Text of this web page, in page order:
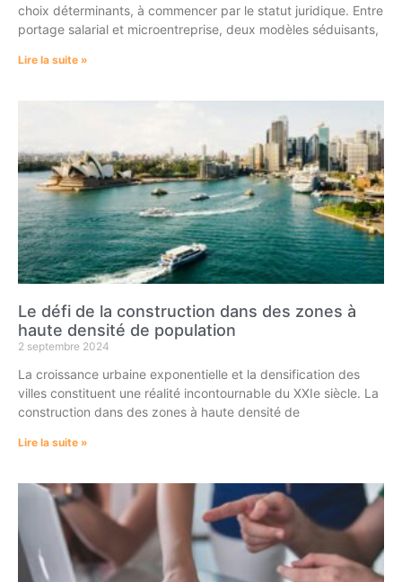
choix déterminants, à commencer par le statut juridique. Entre
portage salarial et microentreprise, deux modèles séduisants,
Lire la suite »
Le défi de la construction dans des zones à
haute densité de population
2 septembre 2024
La croissance urbaine exponentielle et la densification des
villes constituent une réalité incontournable du XXIe siècle. La
construction dans des zones à haute densité de
Lire la suite »